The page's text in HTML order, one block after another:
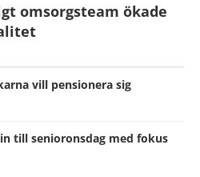
omsorgsteam ökade
vill pensionera sig
till senioronsdag med fokus